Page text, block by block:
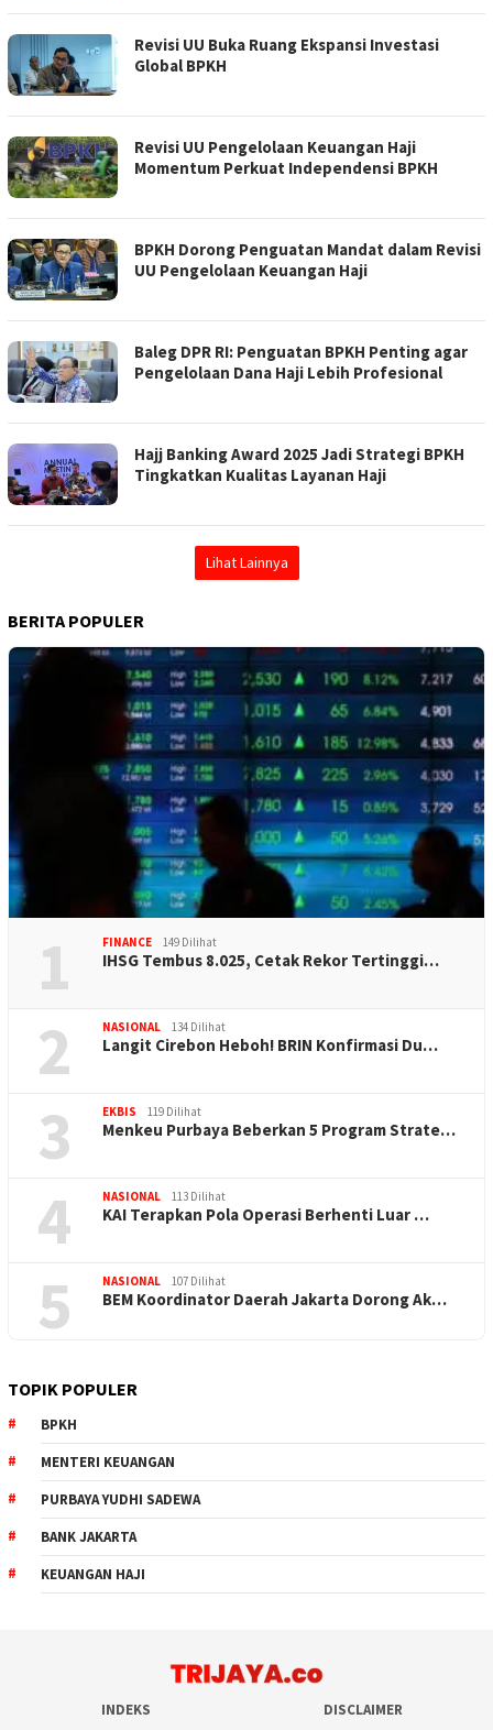
Revisi UU Buka Ruang Ekspansi Investasi
Global BPKH
Revisi UU Pengelolaan Keuangan Haji
Momentum Perkuat Independensi BPKH
BPKH Dorong Penguatan Mandat dalam Revisi
UU Pengelolaan Keuangan Haji
Baleg DPR RI: Penguatan BPKH Penting agar
Pengelolaan Dana Haji Lebih Profesional
Hajj Banking Award 2025 Jadi Strategi BPKH
Tingkatkan Kualitas Layanan Haji
Lihat Lainnya
BERITA POPULER
1 FINANCE 149 Dilihat
IHSG Tembus 8.025, Cetak Rekor Tertinggi…
2 NASIONAL 134 Dilihat
Langit Cirebon Heboh! BRIN Konfirmasi Du…
3 EKBIS 119 Dilihat
Menkeu Purbaya Beberkan 5 Program Strate…
4 NASIONAL 113 Dilihat
KAI Terapkan Pola Operasi Berhenti Luar …
5 NASIONAL 107 Dilihat
BEM Koordinator Daerah Jakarta Dorong Ak…
TOPIK POPULER
BPKH
MENTERI KEUANGAN
PURBAYA YUDHI SADEWA
BANK JAKARTA
KEUANGAN HAJI
INDEKS DISCLAIMER